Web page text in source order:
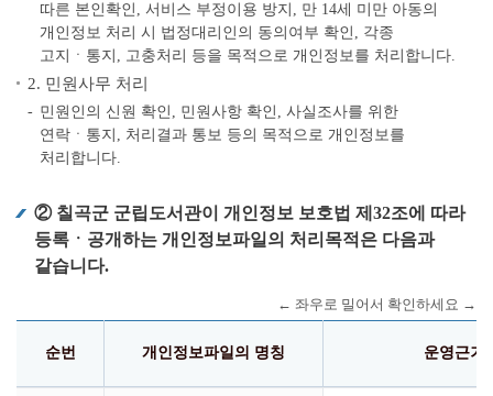
따른 본인확인, 서비스 부정이용 방지, 만 14세 미만 아동의
개인정보 처리 시 법정대리인의 동의여부 확인, 각종
고지ㆍ통지, 고충처리 등을 목적으로 개인정보를 처리합니다.
2. 민원사무 처리
민원인의 신원 확인, 민원사항 확인, 사실조사를 위한
연락ㆍ통지, 처리결과 통보 등의 목적으로 개인정보를
처리합니다.
② 칠곡군 군립도서관이 개인정보 보호법 제32조에 따라
등록ㆍ공개하는 개인정보파일의 처리목적은 다음과
같습니다.
순번 개인정보파일의 명칭 운영근거